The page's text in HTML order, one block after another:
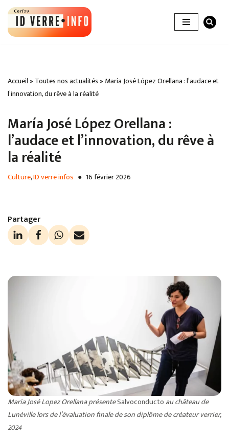
Aller
au
Accueil »Toutes nos actualités »María José López Orellana : l’audace et
l’innovation, du rêve à la réalité
María José López Orellana :
l’audace et l’innovation, du rêve à
la réalité
Culture,ID verre infos 16 février 2026
Partager
Maria José Lopez Orellana présenteSalvoconducto au château de
Lunéville lors de l’évaluation finale de son diplôme de créateur verrier,
2024